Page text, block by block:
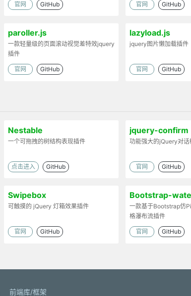
官网 GitHub 官网 GitHub
paroller.js
一款轻量级的页面滚动视觉差特效jquery
插件
官网 GitHub
lazyload.js
jquery图片懒加载插件
官网 GitHub
Nestable
一个可拖拽的树结构表现插件
点击进入 GitHub
jquery-confirm
功能强大的jQuery对
官网 GitHub
Swipebox
可触摸的 jQuery 灯箱效果插件
官网 GitHub
Bootstrap-
一款基于Bootstrap仿
格瀑布流插件
官网 GitHub
前端库/框架